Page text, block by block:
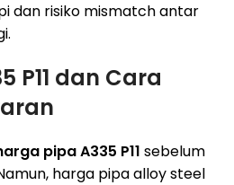
dan risiko mismatch antar
P11 dan Cara
pipa A335 P11 sebelum
harga pipa alloy steel